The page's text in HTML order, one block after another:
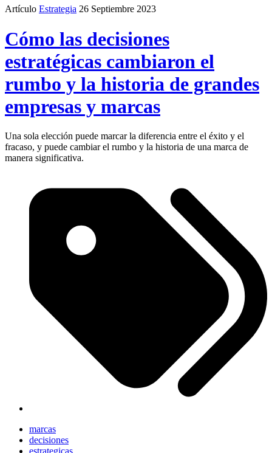
Artículo Estrategia 26 Septiembre 2023
Cómo las decisiones
estratégicas cambiaron el
rumbo y la historia de grandes
empresas y marcas
Una sola elección puede marcar la diferencia entre el éxito y el
fracaso, y puede cambiar el rumbo y la historia de una marca de
manera significativa.
marcas
decisiones
estrategicas